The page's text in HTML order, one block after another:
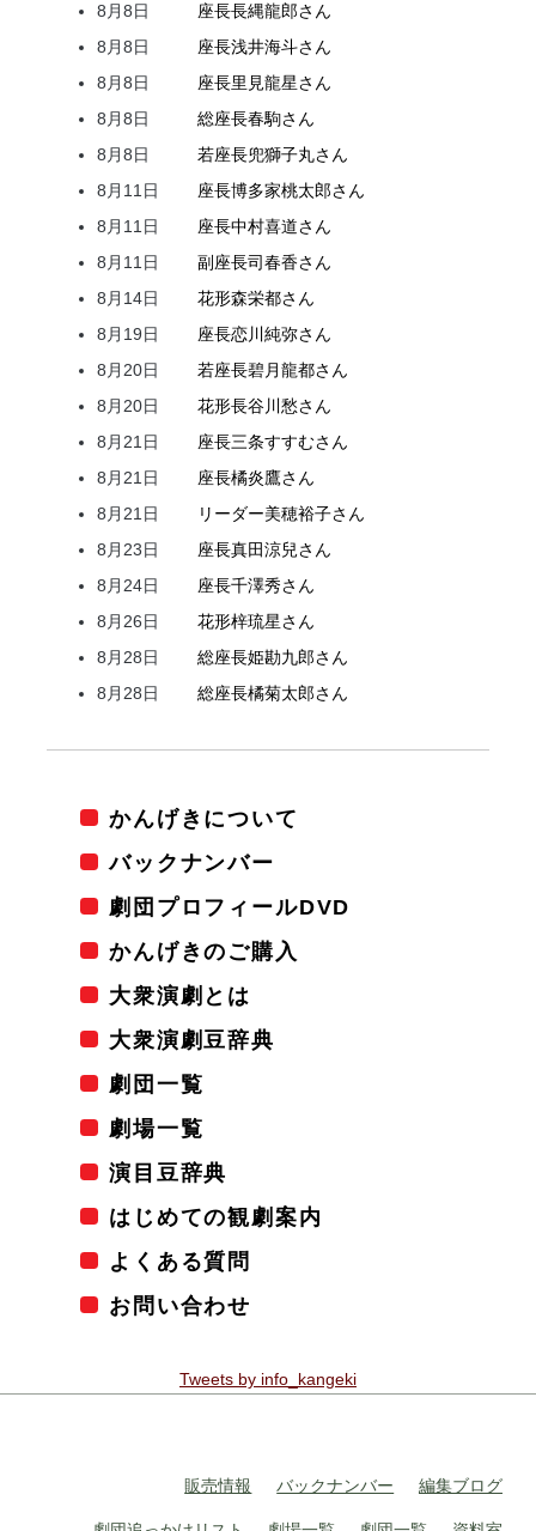
8月8日
座長長縄龍郎さん
8月8日
座長浅井海斗さん
8月8日
座長里見龍星さん
8月8日
総座長春駒さん
8月8日
若座長兜獅子丸さん
8月11日
座長博多家桃太郎さん
8月11日
座長中村喜道さん
8月11日
副座長司春香さん
8月14日
花形森栄都さん
8月19日
座長恋川純弥さん
8月20日
若座長碧月龍都さん
8月20日
花形長谷川愁さん
8月21日
座長三条すすむさん
8月21日
座長橘炎鷹さん
8月21日
リーダー美穂裕子さん
8月23日
座長真田涼兒さん
8月24日
座長千澤秀さん
8月26日
花形梓琉星さん
8月28日
総座長姫勘九郎さん
8月28日
総座長橘菊太郎さん
かんげきについて
バックナンバー
劇団プロフィールDVD
かんげきのご購入
大衆演劇とは
大衆演劇豆辞典
劇団一覧
劇場一覧
演目豆辞典
はじめての観劇案内
よくある質問
お問い合わせ
Tweets by info_kangeki
販売情報 バックナンバー 編集ブログ